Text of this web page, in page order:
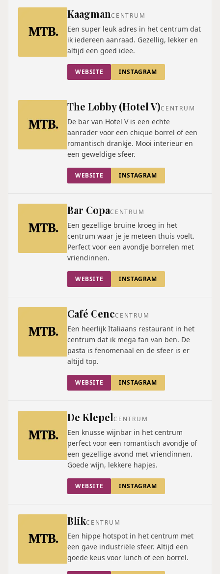
KaagmanCENTRUM
Een super leuk adres in het centrum dat
ik iedereen aanraad. Gezellig, lekker en
altijd een goed idee.
WEBSITE INSTAGRAM
The Lobby (Hotel V)CENTRUM
De bar van Hotel V is een echte
aanrader voor een chique borrel of een
romantisch drankje. Mooi interieur en
een geweldige sfeer.
WEBSITE INSTAGRAM
Bar CopaCENTRUM
Een gezellige bruine kroeg in het
centrum waar je je meteen thuis voelt.
Perfect voor een avondje borrelen met
vriendinnen.
WEBSITE INSTAGRAM
Café CencCENTRUM
Een heerlijk Italiaans restaurant in het
centrum dat ik mega fan van ben. De
pasta is fenomenaal en de sfeer is er
altijd top.
WEBSITE INSTAGRAM
De KlepelCENTRUM
Een knusse wijnbar in het centrum
perfect voor een romantisch avondje of
een gezellige avond met vriendinnen.
Goede wijn, lekkere hapjes.
WEBSITE INSTAGRAM
BlikCENTRUM
Een hippe hotspot in het centrum met
een gave industriële sfeer. Altijd een
goede keus voor lunch of een borrel.